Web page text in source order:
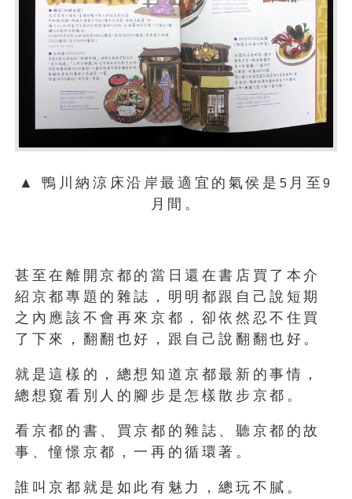
▲ 鴨川納涼床沿岸最適宜的氣侯是 5 月至9
月間。
甚至在離開京都的當日還在書店買了本介
紹京都專題的雜誌，明明都跟自己說短期
之內應該不會再來京都，卻依然忍不住買
了下來，翻翻也好，跟自己說翻翻也好。
就是這樣的，總想知道京都最新的事情，
總想窺看別人的腳步是怎樣散步京都。
看京都的書、買京都的雜誌、聽京都的故
事、憧憬京都，一再的循環著。
誰叫京都就是如此有魅力，總玩不膩。